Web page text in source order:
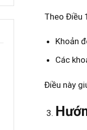
Theo Điều
Khoản
Các
Điều này